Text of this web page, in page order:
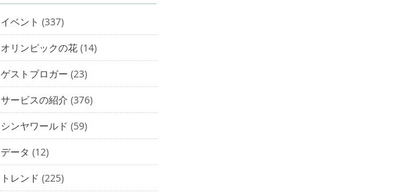
イベント (337)
オリンピックの花 (14)
ゲストブロガー (23)
サービスの紹介 (376)
シンヤワールド (59)
データ (12)
トレンド (225)